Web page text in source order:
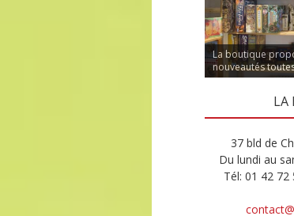
La boutique
nouveautés
LA
37 bld de
Du lundi au
Tél: 01 42 72